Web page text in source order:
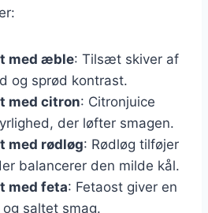
med æble: Tilsæt skiver af
og sprød kontrast.
med citron: Citronjuice
der løfter smagen.
med rødløg: Rødløg tilføjer
balancerer den milde kål.
med feta: Fetaost giver en
saltet smag.